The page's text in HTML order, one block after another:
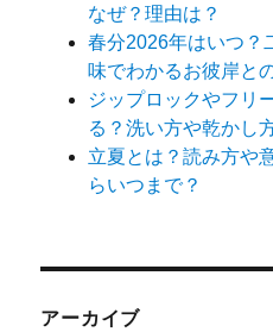
なぜ？理由は？
春分2026年はいつ？
味でわかるお彼岸と
ジップロックやフリ
る？洗い方や乾かし
立夏とは？読み方や
らいつまで？
アーカイブ